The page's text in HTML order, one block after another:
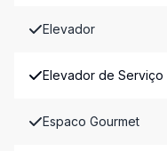
Elevador
Elevador de Serviço
Espaco Gourmet